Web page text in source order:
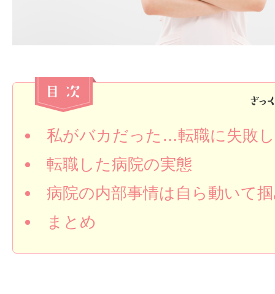
私がバカだった…転職に失敗
転職した病院の実態
病院の内部事情は自ら動いて
まとめ